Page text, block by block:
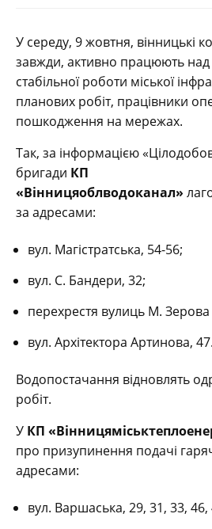
У середу, 9 жовтня, вінницькі
завжди, активно працюють
стабільної роботи міської
планових робіт, працівники
пошкодження на мережах.
Так, за інформацією
бригади КП
«Вінницяоблводоканал»
за адресами:
вул. Магістратська, 54-56;
вул. С. Бандери, 32;
перехрестя вулиць М.
вул. Архітектора Артинова, 47.
Водопостачання відновлять
робіт.
У КП
про призупинення подачі
адресами:
вул. Варшаська, 29, 31, 33, 46,